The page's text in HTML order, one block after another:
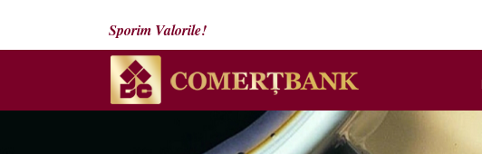
Sporim Valorile!